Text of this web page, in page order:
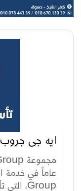
ايه جى جروب